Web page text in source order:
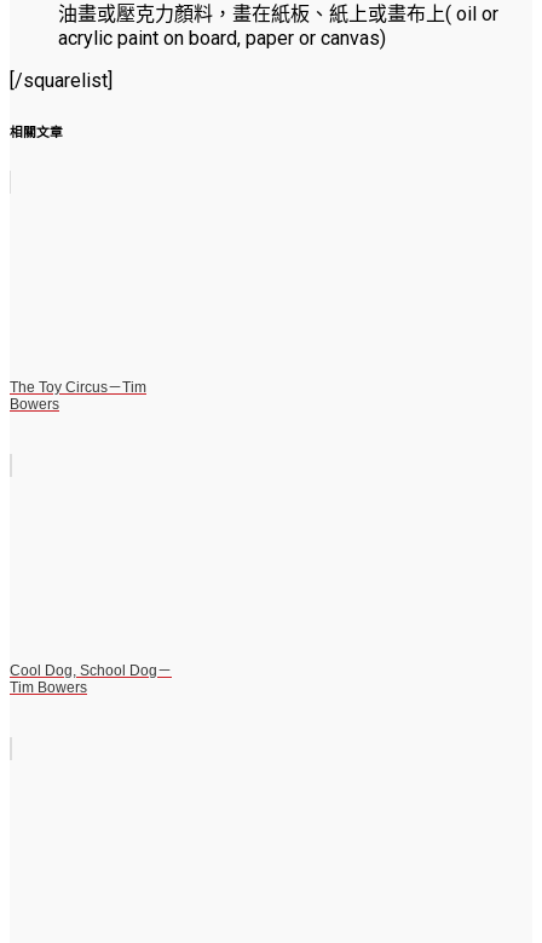
油畫或壓克力顏料，畫在紙板、紙上或畫布上( oil or
acrylic paint on board, paper or canvas)
[/squarelist]
相關文章
The Toy Circus－Tim
Bowers
Cool Dog, School Dog－
Tim Bowers